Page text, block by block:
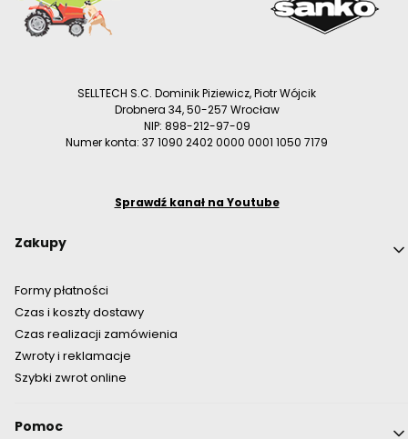
SELLTECH S.C. Dominik Piziewicz, Piotr Wójcik
Drobnera 34, 50-257 Wrocław
NIP: 898-212-97-09
Numer konta: 37 1090 2402 0000 0001 1050 7179
Sprawdź kanał na Youtube
Linki w stopce
Zakupy
Formy płatności
Czas i koszty dostawy
Czas realizacji zamówienia
Zwroty i reklamacje
Szybki zwrot online
Pomoc